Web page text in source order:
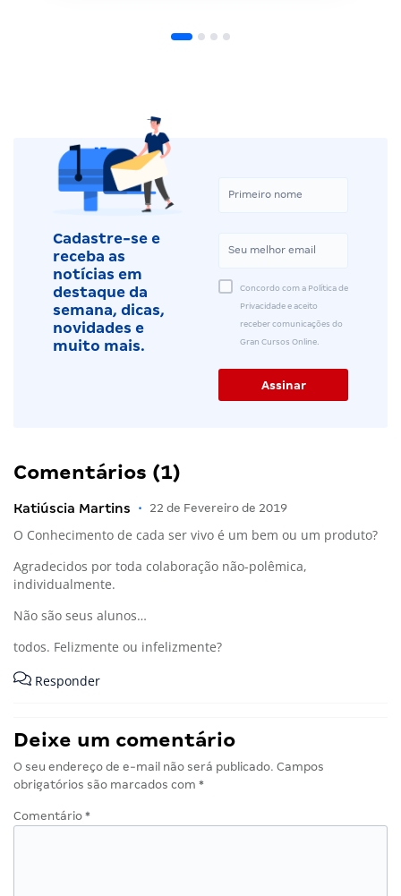
Cadastre-se e
receba as
notícias em
destaque da
semana, dicas,
novidades e
muito mais.
Concordo com a Política de
Privacidade e aceito
receber comunicações do
Gran Cursos Online.
Comentários (1)
Katiúscia Martins • 22 de Fevereiro de 2019
O Conhecimento de cada ser vivo é um bem ou um produto?
Agradecidos por toda colaboração não-polêmica,
individualmente.
Não são seus alunos…
todos. Felizmente ou infelizmente?
Responder
Deixe um comentário
O seu endereço de e-mail não será publicado. Campos
obrigatórios são marcados com *
Comentário *